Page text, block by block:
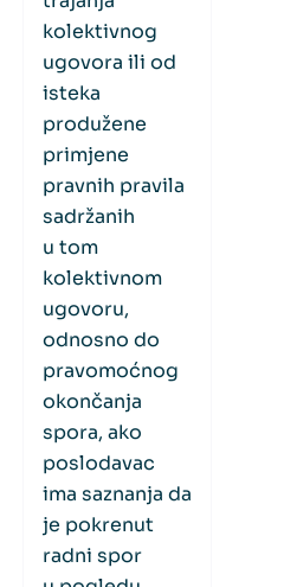
kolektivnog
ugovora ili od
isteka
produžene
primjene
pravnih pravila
sadržanih
u tom
kolektivnom
ugovoru,
odnosno do
pravomoćnog
okončanja
spora, ako
poslodavac
ima saznanja da
je pokrenut
radni spor